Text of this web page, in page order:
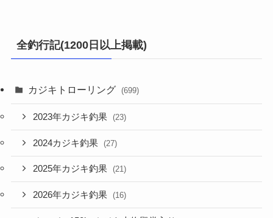
全釣行記(1200日以上掲載)
カジキトローリング (699)
2023年カジキ釣果 (23)
2024カジキ釣果 (27)
2025年カジキ釣果 (21)
2026年カジキ釣果 (16)